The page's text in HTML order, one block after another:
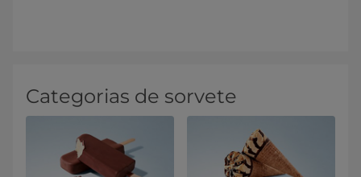
Categorias de sorvete